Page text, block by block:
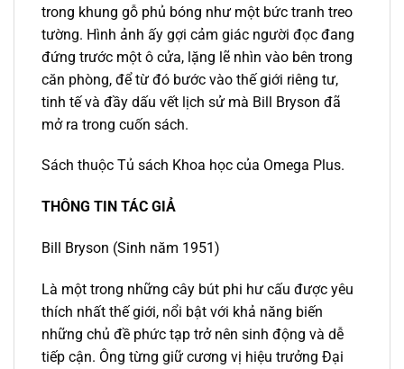
trong khung gỗ phủ bóng như một bức tranh treo
tường. Hình ảnh ấy gợi cảm giác người đọc đang
đứng trước một ô cửa, lặng lẽ nhìn vào bên trong
căn phòng, để từ đó bước vào thế giới riêng tư,
tinh tế và đầy dấu vết lịch sử mà Bill Bryson đã
mở ra trong cuốn sách.
Sách thuộc Tủ sách Khoa học của Omega Plus.
THÔNG TIN TÁC GIẢ
Bill Bryson (Sinh năm 1951)
Là một trong những cây bút phi hư cấu được yêu
thích nhất thế giới, nổi bật với khả năng biến
những chủ đề phức tạp trở nên sinh động và dễ
tiếp cận. Ông từng giữ cương vị hiệu trưởng Đại